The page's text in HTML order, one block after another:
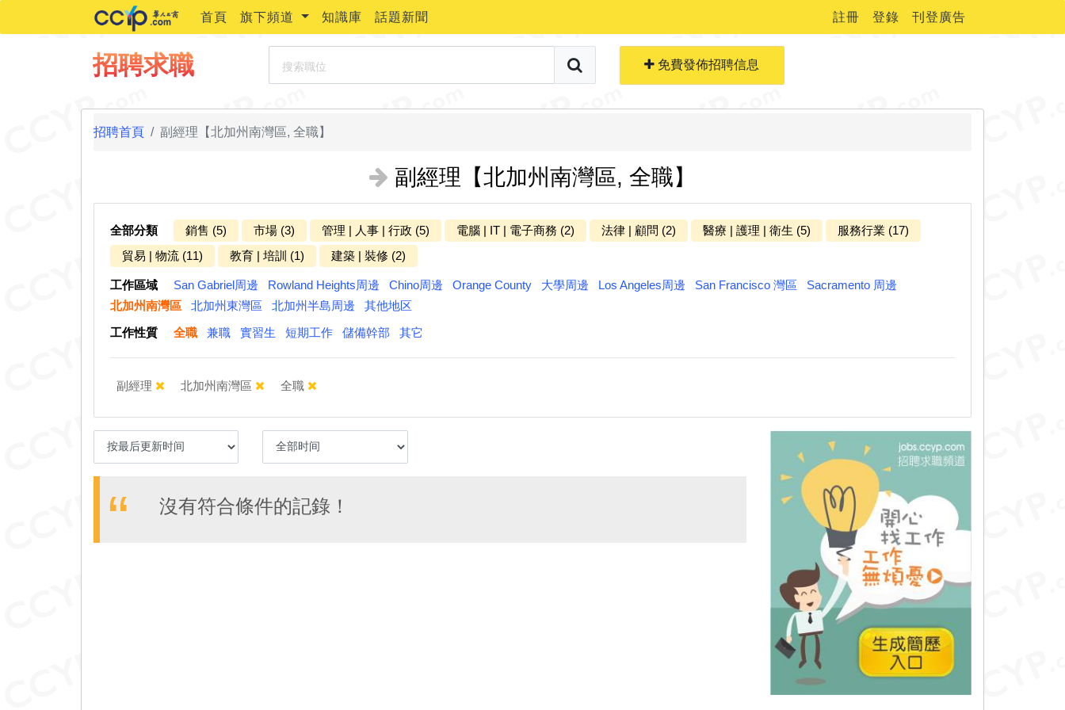
首頁 旗下頻道 知識庫 話題新聞 註冊 登錄 刊登廣告
招聘求職 免費發佈招聘信息
免費生成簡歷
招聘首頁 副經理【北加州南灣區, 全職】
副經理【北加州南灣區, 全職】
全部分類 銷售 (5) 市場 (3) 管理 | 人事 | 行政 (5) 電腦 | IT | 電子商務 (2) 法律 | 顧問 (2) 醫療 | 護理 | 衛生 (5)
服務行業 (17)
貿易 | 物流 (11)
教育 | 培訓 (1) 建築 | 裝修 (2)
工作區域 San Gabriel周邊 Rowland Heights周邊 Chino周邊 Orange County 大學周邊 Los Angeles周邊 San Francisco 灣區
Sacramento 周邊
北加州南灣區
北加州東灣區 北加州半島周邊
其他地区
工作性質
全職 兼職 實習生 短期工作 儲備幹部 其它
副經理 北加州南灣區 全職
沒有符合條件的記錄！